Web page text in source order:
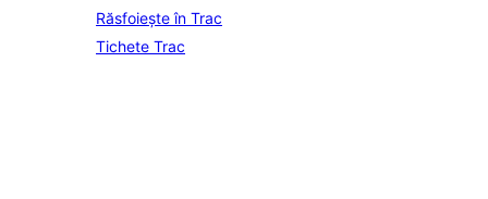
Răsfoiește în Trac
Tichete Trac